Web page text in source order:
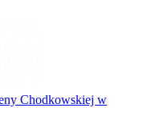
Chodkowskiej w